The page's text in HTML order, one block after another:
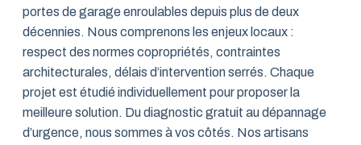
portes de garage enroulables depuis plus de deux
décennies. Nous comprenons les enjeux locaux :
respect des normes copropriétés, contraintes
architecturales, délais d’intervention serrés. Chaque
projet est étudié individuellement pour proposer la
meilleure solution. Du diagnostic gratuit au dépannage
d’urgence, nous sommes à vos côtés. Nos artisans